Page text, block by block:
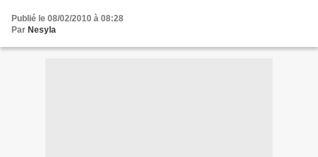
Publié le 08/02/2010 à 08:28
Par Nesyla